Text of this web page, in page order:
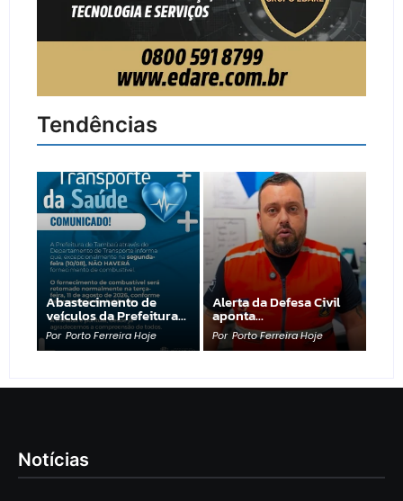
Tendências
Abastecimento de
veículos da Prefeitura…
Por Porto Ferreira Hoje
Alerta da Defesa Civil
aponta…
Por Porto Ferreira Hoje
Notícias